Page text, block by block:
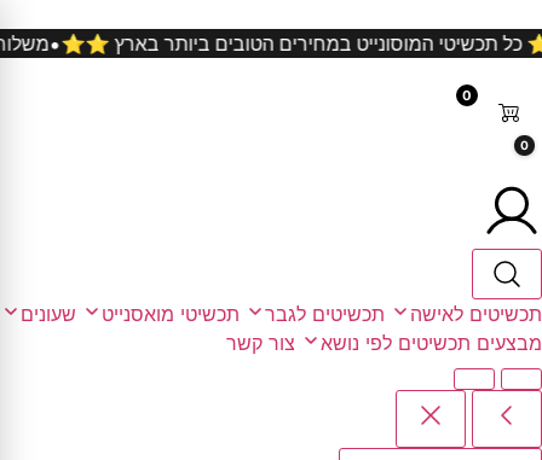
כל קניה ⭐️⭐️ כל תכשיטי המוסונייט במחירים הטובים ביותר
0
0
תכשיטים לאישה תכשיטים לגבר תכשיטי מואסנייט
שעונים
מבצעים תכשיטים לפי נושא צור קשר